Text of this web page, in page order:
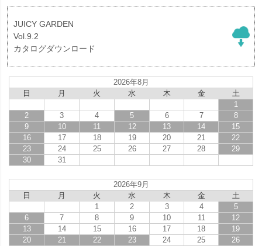
JUICY GARDEN
Vol.9.2
カタログダウンロード
2026年8月
日
月 火 水 木 金
土
1
2
3 4 5 6 7
8
9
10 11 12 13 14
15
16
17 18 19 20 21
22
23
24 25 26 27 28
29
30
31
2026年9月
日
月 火 水 木 金
土
1
2 3 4
5
6
7 8 9 10 11
12
13
14 15 16 17 18
19
20
21 22 23 24 25
26